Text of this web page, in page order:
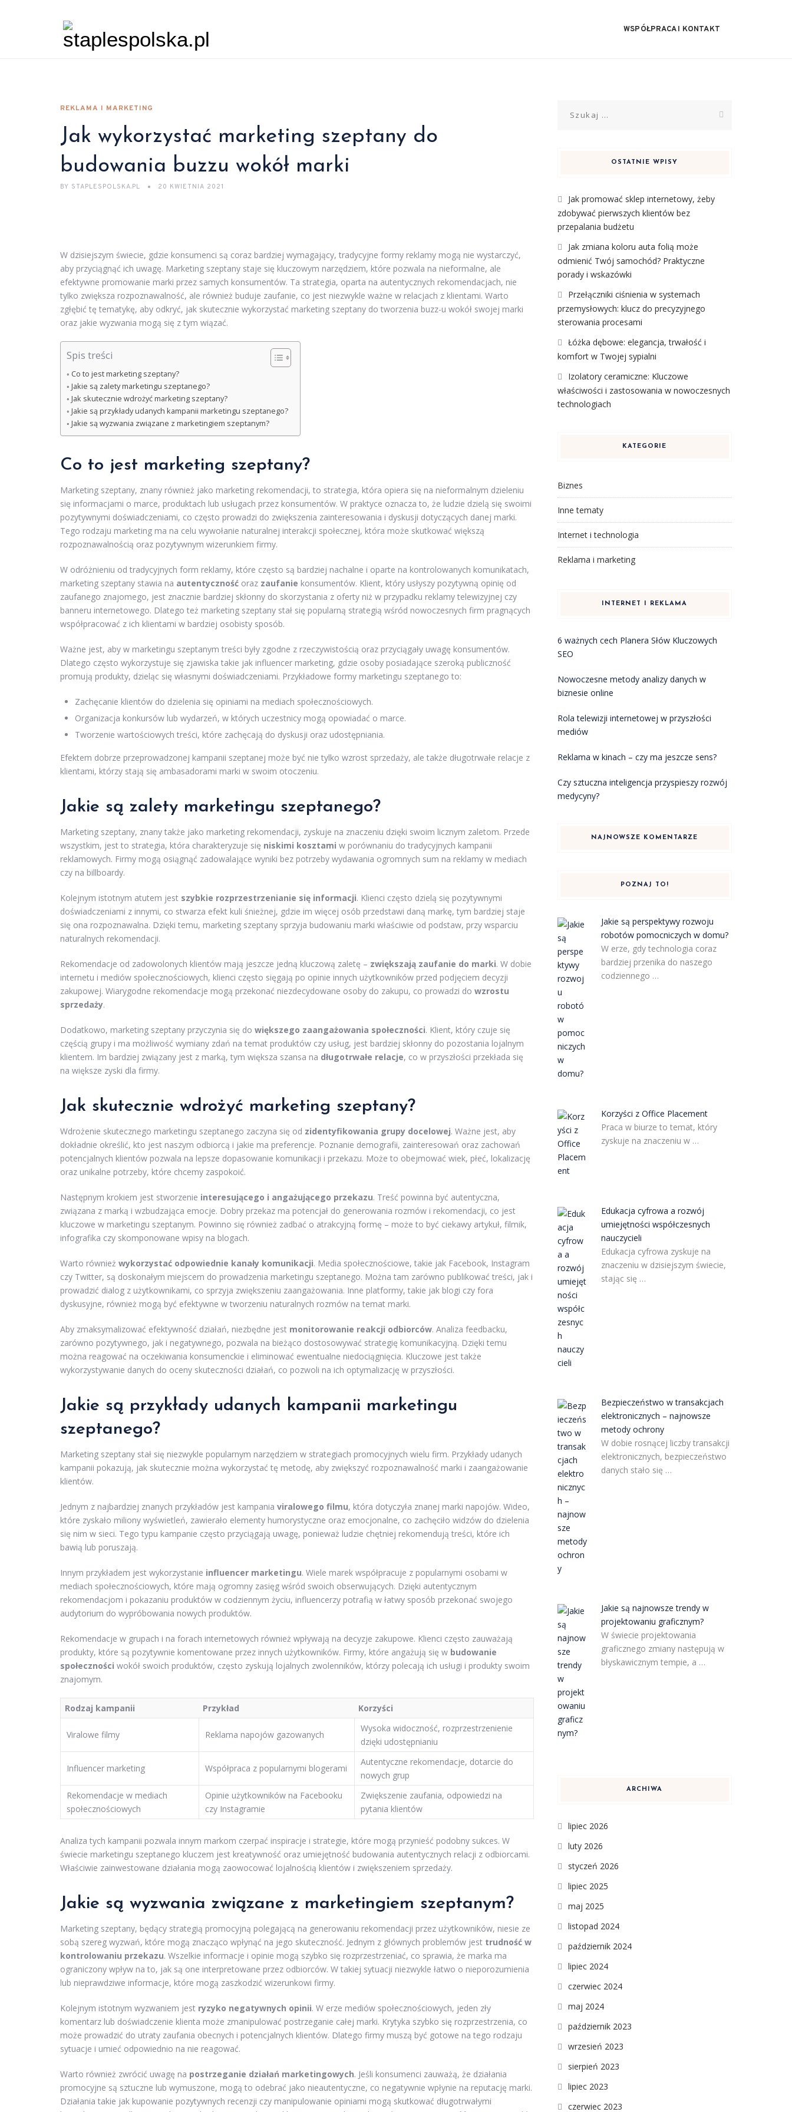
WSPÓŁPRACA I KONTAKT
REKLAMA I MARKETING
Jak wykorzystać marketing szeptany do
budowania buzzu wokół marki
BY STAPLESPOLSKA.PL 20 KWIETNIA 2021
W dzisiejszym świecie, gdzie konsumenci są coraz bardziej wymagający, tradycyjne formy reklamy mogą nie wystarczyć,
aby przyciągnąć ich uwagę. Marketing szeptany staje się kluczowym narzędziem, które pozwala na nieformalne, ale
efektywne promowanie marki przez samych konsumentów. Ta strategia, oparta na autentycznych rekomendacjach, nie
tylko zwiększa rozpoznawalność, ale również buduje zaufanie, co jest niezwykle ważne w relacjach z klientami. Warto
zgłębić tę tematykę, aby odkryć, jak skutecznie wykorzystać marketing szeptany do tworzenia buzz-u wokół swojej marki
oraz jakie wyzwania mogą się z tym wiązać.
Spis treści
Co to jest marketing szeptany?
Jakie są zalety marketingu szeptanego?
Jak skutecznie wdrożyć marketing szeptany?
Jakie są przykłady udanych kampanii marketingu szeptanego?
Jakie są wyzwania związane z marketingiem szeptanym?
Co to jest marketing szeptany?
Marketing szeptany, znany również jako marketing rekomendacji, to strategia, która opiera się na nieformalnym dzieleniu
się informacjami o marce, produktach lub usługach przez konsumentów. W praktyce oznacza to, że ludzie dzielą się swoimi
pozytywnymi doświadczeniami, co często prowadzi do zwiększenia zainteresowania i dyskusji dotyczących danej marki.
Tego rodzaju marketing ma na celu wywołanie naturalnej interakcji społecznej, która może skutkować większą
rozpoznawalnością oraz pozytywnym wizerunkiem firmy.
W odróżnieniu od tradycyjnych form reklamy, które często są bardziej nachalne i oparte na kontrolowanych komunikatach,
marketing szeptany stawia na autentyczność oraz zaufanie konsumentów. Klient, który usłyszy pozytywną opinię od
zaufanego znajomego, jest znacznie bardziej skłonny do skorzystania z oferty niż w przypadku reklamy telewizyjnej czy
banneru internetowego. Dlatego też marketing szeptany stał się popularną strategią wśród nowoczesnych firm pragnących
współpracować z ich klientami w bardziej osobisty sposób.
Ważne jest, aby w marketingu szeptanym treści były zgodne z rzeczywistością oraz przyciągały uwagę konsumentów.
Dlatego często wykorzystuje się zjawiska takie jak influencer marketing, gdzie osoby posiadające szeroką publiczność
promują produkty, dzieląc się własnymi doświadczeniami. Przykładowe formy marketingu szeptanego to:
Zachęcanie klientów do dzielenia się opiniami na mediach społecznościowych.
Organizacja konkursów lub wydarzeń, w których uczestnicy mogą opowiadać o marce.
Tworzenie wartościowych treści, które zachęcają do dyskusji oraz udostępniania.
Efektem dobrze przeprowadzonej kampanii szeptanej może być nie tylko wzrost sprzedaży, ale także długotrwałe relacje z
klientami, którzy stają się ambasadorami marki w swoim otoczeniu.
Jakie są zalety marketingu szeptanego?
Marketing szeptany, znany także jako marketing rekomendacji, zyskuje na znaczeniu dzięki swoim licznym zaletom. Przede
wszystkim, jest to strategia, która charakteryzuje się niskimi kosztami w porównaniu do tradycyjnych kampanii
reklamowych. Firmy mogą osiągnąć zadowalające wyniki bez potrzeby wydawania ogromnych sum na reklamy w mediach
czy na billboardy.
Kolejnym istotnym atutem jest szybkie rozprzestrzenianie się informacji. Klienci często dzielą się pozytywnymi
doświadczeniami z innymi, co stwarza efekt kuli śnieżnej, gdzie im więcej osób przedstawi daną markę, tym bardziej staje
się ona rozpoznawalna. Dzięki temu, marketing szeptany sprzyja budowaniu marki właściwie od podstaw, przy wsparciu
naturalnych rekomendacji.
Rekomendacje od zadowolonych klientów mają jeszcze jedną kluczową zaletę – zwiększają zaufanie do marki. W dobie
internetu i mediów społecznościowych, klienci często sięgają po opinie innych użytkowników przed podjęciem decyzji
zakupowej. Wiarygodne rekomendacje mogą przekonać niezdecydowane osoby do zakupu, co prowadzi do wzrostu
sprzedaży.
Dodatkowo, marketing szeptany przyczynia się do większego zaangażowania społeczności. Klient, który czuje się
częścią grupy i ma możliwość wymiany zdań na temat produktów czy usług, jest bardziej skłonny do pozostania lojalnym
klientem. Im bardziej związany jest z marką, tym większa szansa na długotrwałe relacje, co w przyszłości przekłada się
na większe zyski dla firmy.
Jak skutecznie wdrożyć marketing szeptany?
Wdrożenie skutecznego marketingu szeptanego zaczyna się od zidentyfikowania grupy docelowej. Ważne jest, aby
dokładnie określić, kto jest naszym odbiorcą i jakie ma preferencje. Poznanie demografii, zainteresowań oraz zachowań
potencjalnych klientów pozwala na lepsze dopasowanie komunikacji i przekazu. Może to obejmować wiek, płeć, lokalizację
oraz unikalne potrzeby, które chcemy zaspokoić.
Następnym krokiem jest stworzenie interesującego i angażującego przekazu. Treść powinna być autentyczna,
związana z marką i wzbudzająca emocje. Dobry przekaz ma potencjał do generowania rozmów i rekomendacji, co jest
kluczowe w marketingu szeptanym. Powinno się również zadbać o atrakcyjną formę – może to być ciekawy artykuł, filmik,
infografika czy skomponowane wpisy na blogach.
Warto również wykorzystać odpowiednie kanały komunikacji. Media społecznościowe, takie jak Facebook, Instagram
czy Twitter, są doskonałym miejscem do prowadzenia marketingu szeptanego. Można tam zarówno publikować treści, jak i
prowadzić dialog z użytkownikami, co sprzyja zwiększeniu zaangażowania. Inne platformy, takie jak blogi czy fora
dyskusyjne, również mogą być efektywne w tworzeniu naturalnych rozmów na temat marki.
Aby zmaksymalizować efektywność działań, niezbędne jest monitorowanie reakcji odbiorców. Analiza feedbacku,
zarówno pozytywnego, jak i negatywnego, pozwala na bieżąco dostosowywać strategię komunikacyjną. Dzięki temu
można reagować na oczekiwania konsumenckie i eliminować ewentualne niedociągnięcia. Kluczowe jest także
wykorzystywanie danych do oceny skuteczności działań, co pozwoli na ich optymalizację w przyszłości.
Jakie są przykłady udanych kampanii marketingu
szeptanego?
Marketing szeptany stał się niezwykle popularnym narzędziem w strategiach promocyjnych wielu firm. Przykłady udanych
kampanii pokazują, jak skutecznie można wykorzystać tę metodę, aby zwiększyć rozpoznawalność marki i zaangażowanie
klientów.
Jednym z najbardziej znanych przykładów jest kampania viralowego filmu, która dotyczyła znanej marki napojów. Wideo,
które zyskało miliony wyświetleń, zawierało elementy humorystyczne oraz emocjonalne, co zachęciło widzów do dzielenia
się nim w sieci. Tego typu kampanie często przyciągają uwagę, ponieważ ludzie chętniej rekomendują treści, które ich
bawią lub poruszają.
Innym przykładem jest wykorzystanie influencer marketingu. Wiele marek współpracuje z popularnymi osobami w
mediach społecznościowych, które mają ogromny zasięg wśród swoich obserwujących. Dzięki autentycznym
rekomendacjom i pokazaniu produktów w codziennym życiu, influencerzy potrafią w łatwy sposób przekonać swojego
audytorium do wypróbowania nowych produktów.
Rekomendacje w grupach i na forach internetowych również wpływają na decyzje zakupowe. Klienci często zauważają
produkty, które są pozytywnie komentowane przez innych użytkowników. Firmy, które angażują się w budowanie
społeczności wokół swoich produktów, często zyskują lojalnych zwolenników, którzy polecają ich usługi i produkty swoim
znajomym.
Rodzaj kampanii Przykład Korzyści
Viralowe filmy Reklama napojów gazowanych
Wysoka widoczność, rozprzestrzenienie
dzięki udostępnianiu
Influencer marketing Współpraca z popularnymi blogerami
Autentyczne rekomendacje, dotarcie do
nowych grup
Rekomendacje w mediach
społecznościowych
Opinie użytkowników na Facebooku
czy Instagramie
Zwiększenie zaufania, odpowiedzi na
pytania klientów
Analiza tych kampanii pozwala innym markom czerpać inspiracje i strategie, które mogą przynieść podobny sukces. W
świecie marketingu szeptanego kluczem jest kreatywność oraz umiejętność budowania autentycznych relacji z odbiorcami.
Właściwie zainwestowane działania mogą zaowocować lojalnością klientów i zwiększeniem sprzedaży.
Jakie są wyzwania związane z marketingiem szeptanym?
Marketing szeptany, będący strategią promocyjną polegającą na generowaniu rekomendacji przez użytkowników, niesie ze
sobą szereg wyzwań, które mogą znacząco wpłynąć na jego skuteczność. Jednym z głównych problemów jest trudność w
kontrolowaniu przekazu. Wszelkie informacje i opinie mogą szybko się rozprzestrzeniać, co sprawia, że marka ma
ograniczony wpływ na to, jak są one interpretowane przez odbiorców. W takiej sytuacji niezwykle łatwo o nieporozumienia
lub nieprawdziwe informacje, które mogą zaszkodzić wizerunkowi firmy.
Kolejnym istotnym wyzwaniem jest ryzyko negatywnych opinii. W erze mediów społecznościowych, jeden zły
komentarz lub doświadczenie klienta może zmanipulować postrzeganie całej marki. Krytyka szybko się rozprzestrzenia, co
może prowadzić do utraty zaufania obecnych i potencjalnych klientów. Dlatego firmy muszą być gotowe na tego rodzaju
sytuacje i umieć odpowiednio na nie reagować.
Warto również zwrócić uwagę na postrzeganie działań marketingowych. Jeśli konsumenci zauważą, że działania
promocyjne są sztuczne lub wymuszone, mogą to odebrać jako nieautentyczne, co negatywnie wpłynie na reputację marki.
Działania takie jak kupowanie pozytywnych recenzji czy manipulowanie opiniami mogą skutkować długotrwałymi
OSTATNIE WPISY
Jak promować sklep internetowy, żeby
zdobywać pierwszych klientów bez
przepalania budżetu
Jak zmiana koloru auta folią może
odmienić Twój samochód? Praktyczne
porady i wskazówki
Przełączniki ciśnienia w systemach
przemysłowych: klucz do precyzyjnego
sterowania procesami
Łóżka dębowe: elegancja, trwałość i
komfort w Twojej sypialni
Izolatory ceramiczne: Kluczowe
właściwości i zastosowania w nowoczesnych
technologiach
KATEGORIE
Biznes
Inne tematy
Internet i technologia
Reklama i marketing
INTERNET I REKLAMA
6 ważnych cech Planera Słów Kluczowych
SEO
Nowoczesne metody analizy danych w
biznesie online
Rola telewizji internetowej w przyszłości
mediów
Reklama w kinach – czy ma jeszcze sens?
Czy sztuczna inteligencja przyspieszy rozwój
medycyny?
NAJNOWSZE KOMENTARZE
POZNAJ TO!
Jakie są perspektywy rozwoju
robotów pomocniczych w domu?
W erze, gdy technologia coraz
bardziej przenika do naszego
codziennego …
Korzyści z Office Placement
Praca w biurze to temat, który
zyskuje na znaczeniu w …
Edukacja cyfrowa a rozwój
umiejętności współczesnych
nauczycieli
Edukacja cyfrowa zyskuje na
znaczeniu w dzisiejszym świecie,
stając się …
Bezpieczeństwo w transakcjach
elektronicznych – najnowsze
metody ochrony
W dobie rosnącej liczby transakcji
elektronicznych, bezpieczeństwo
danych stało się …
Jakie są najnowsze trendy w
projektowaniu graficznym?
W świecie projektowania
graficznego zmiany następują w
błyskawicznym tempie, a …
ARCHIWA
lipiec 2026
luty 2026
styczeń 2026
lipiec 2025
maj 2025
listopad 2024
październik 2024
lipiec 2024
czerwiec 2024
maj 2024
październik 2023
wrzesień 2023
sierpień 2023
lipiec 2023
czerwiec 2023